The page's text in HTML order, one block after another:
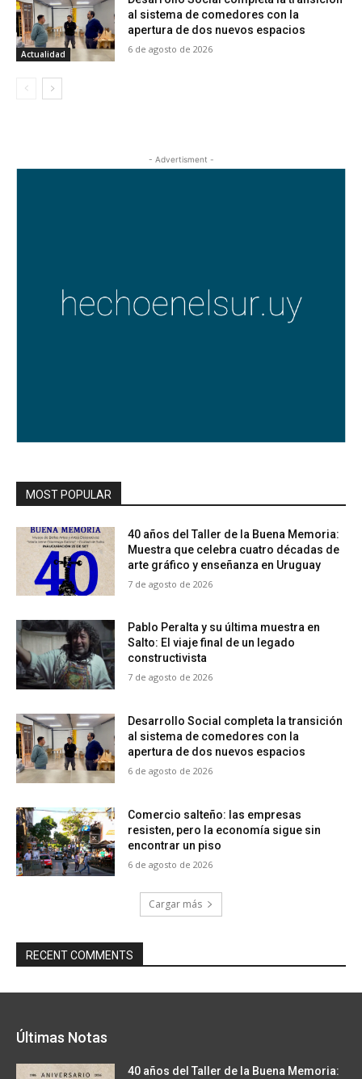
Actualidad
al sistema de comedores con la
apertura de dos nuevos espacios
6 de agosto de 2026
- Advertisment -
MOST POPULAR
40 años del Taller de la Buena Memoria:
Muestra que celebra cuatro décadas de
arte gráfico y enseñanza en Uruguay
7 de agosto de 2026
Pablo Peralta y su última muestra en
Salto: El viaje final de un legado
constructivista
7 de agosto de 2026
Desarrollo Social completa la transición
al sistema de comedores con la
apertura de dos nuevos espacios
6 de agosto de 2026
Comercio salteño: las empresas
resisten, pero la economía sigue sin
encontrar un piso
6 de agosto de 2026
Cargar más
RECENT COMMENTS
Últimas Notas
40 años del Taller de la Buena Memoria: